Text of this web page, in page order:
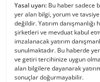
Yasal uyarı: Bu haber sadece
yer alan bilgi, yorum ve
değildir. Yatırım
şirketleri ve mevduat kabul
imzalanacak yatırım
sunulmaktadır. Bu haberde
ve getiri tercihinize uygun
alan bilgilere dayanarak
sonuçlar doğurmayabilir.